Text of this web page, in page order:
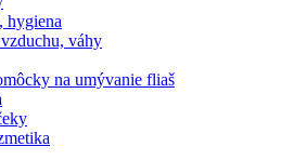
hygiena
váhy
na umývanie fliaš